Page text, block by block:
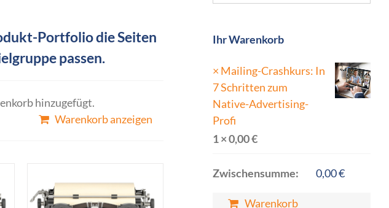
Portfolio die Seiten
passen.
hinzugefügt.
Warenkorb anzeigen
Ihr Warenkorb
× Mailing-Crashkurs: In
7 Schritten zum
Native-Advertising-
Profi
1 ×0,00€
Zwischensumme: 0,00€
Warenkorb